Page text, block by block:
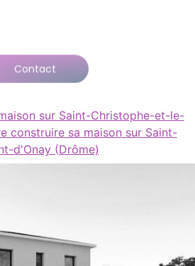
Contact
sur Saint-Christophe-et-le-
construire sa maison sur Saint-
d'Onay (Drôme)